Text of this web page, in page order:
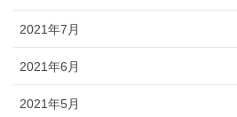
2021年7月
2021年6月
2021年5月